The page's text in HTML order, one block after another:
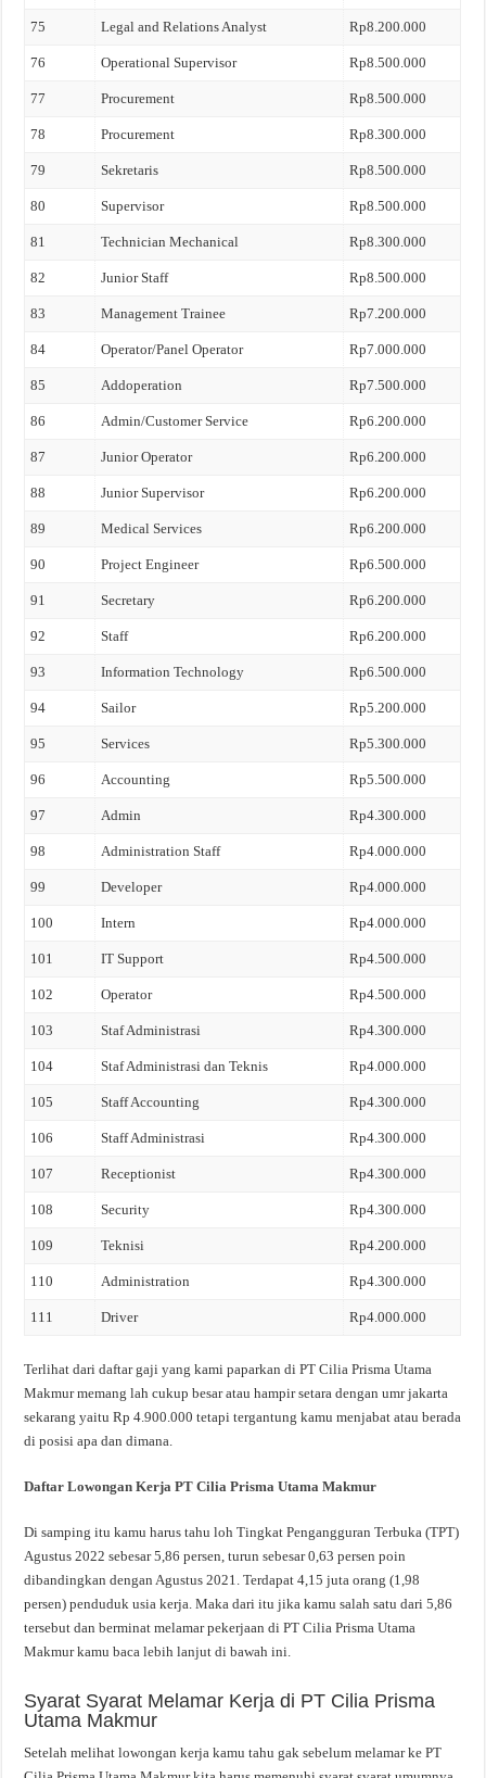
75 Legal and Relations Analyst Rp8.200.000
76 Operational Supervisor Rp8.500.000
77 Procurement Rp8.500.000
78 Procurement Rp8.300.000
79 Sekretaris Rp8.500.000
80 Supervisor Rp8.500.000
81 Technician Mechanical Rp8.300.000
82 Junior Staff Rp8.500.000
83 Management Trainee Rp7.200.000
84 Operator/Panel Operator Rp7.000.000
85 Addoperation Rp7.500.000
86 Admin/Customer Service Rp6.200.000
87 Junior Operator Rp6.200.000
88 Junior Supervisor Rp6.200.000
89 Medical Services Rp6.200.000
90 Project Engineer Rp6.500.000
91 Secretary Rp6.200.000
92 Staff Rp6.200.000
93 Information Technology Rp6.500.000
94 Sailor Rp5.200.000
95 Services Rp5.300.000
96 Accounting Rp5.500.000
97 Admin Rp4.300.000
98 Administration Staff Rp4.000.000
99 Developer Rp4.000.000
100 Intern Rp4.000.000
101 IT Support Rp4.500.000
102 Operator Rp4.500.000
103 Staf Administrasi Rp4.300.000
104 Staf Administrasi dan Teknis Rp4.000.000
105 Staff Accounting Rp4.300.000
106 Staff Administrasi Rp4.300.000
107 Receptionist Rp4.300.000
108 Security Rp4.300.000
109 Teknisi Rp4.200.000
110 Administration Rp4.300.000
111 Driver Rp4.000.000
Terlihat dari daftar gaji yang kami paparkan di PT Cilia Prisma Utama
Makmur memang lah cukup besar atau hampir setara dengan umr jakarta
sekarang yaitu Rp 4.900.000 tetapi tergantung kamu menjabat atau berada
di posisi apa dan dimana.
Daftar Lowongan Kerja PT Cilia Prisma Utama Makmur
Di samping itu kamu harus tahu loh Tingkat Pengangguran Terbuka (TPT)
Agustus 2022 sebesar 5,86 persen, turun sebesar 0,63 persen poin
dibandingkan dengan Agustus 2021. Terdapat 4,15 juta orang (1,98
persen) penduduk usia kerja. Maka dari itu jika kamu salah satu dari 5,86
tersebut dan berminat melamar pekerjaan di PT Cilia Prisma Utama
Makmur kamu baca lebih lanjut di bawah ini.
Syarat Syarat Melamar Kerja di PT Cilia Prisma
Utama Makmur
Setelah melihat lowongan kerja kamu tahu gak sebelum melamar ke PT